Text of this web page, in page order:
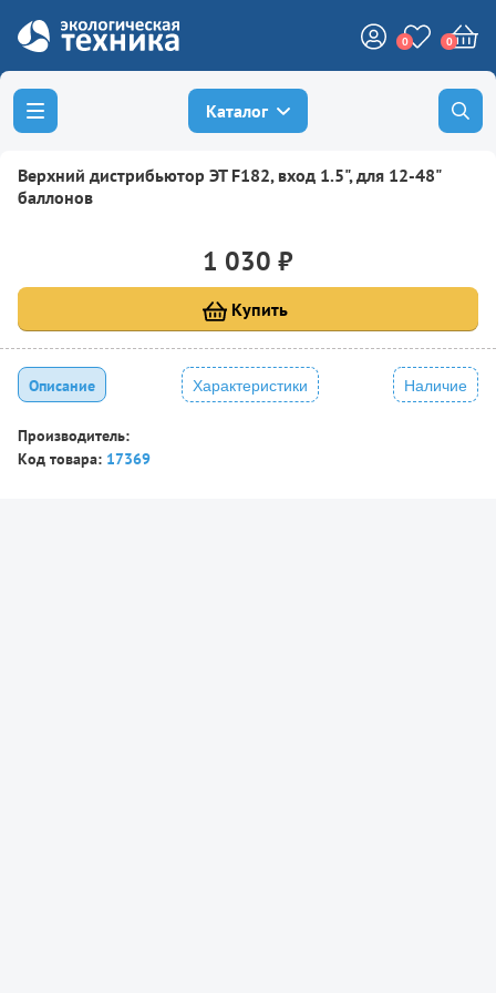
0 0
Каталог
Верхний дистрибьютор ЭТ F182, вход 1.5", для 12-48"
баллонов
1 030 ₽
Купить
Описание Характеристики Наличие
Производитель:
Код товара: 17369